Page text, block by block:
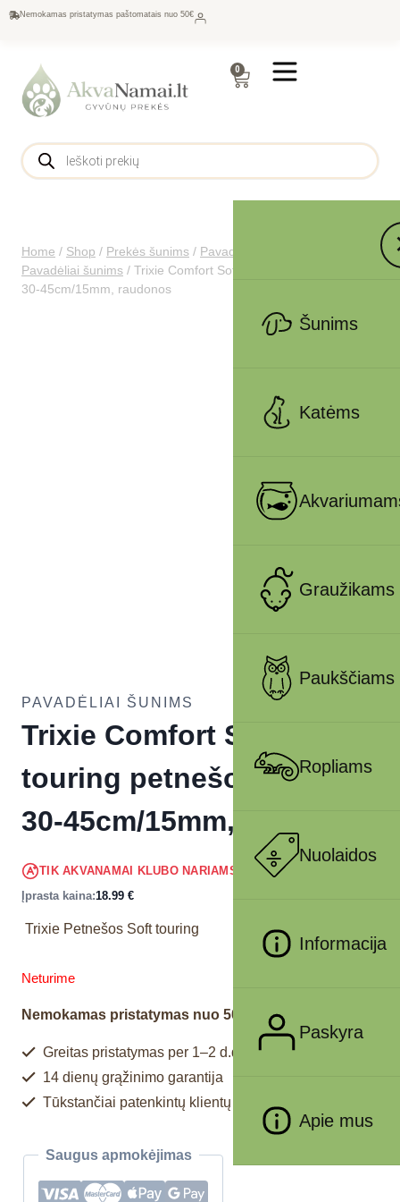
Nemokamas pristatymas paštomatais nuo 50€
0
Šunims
Katėms
Graužikams
Paukščiams
Ropliams
Nuolaidos
Informacija
Paskyra
Apie mus
Home / Shop / Prekės šunims / Pavadėliai, antkakliai šunims
Pavadėliai šunims / Trixie Comfort Soft touring petnešos, XS-S
30-45cm/15mm, raudonos
PAVADĖLIAI ŠUNIMS
Trixie Comfort Soft
touring petnešos, XS-S
30-45cm/15mm, raudonos
TIK AKVANAMAI KLUBO NARIAMS 18.04
Įprasta kaina:18.99 €
Trixie Petnešos Soft touring
Neturime
Nemokamas pristatymas nuo 50€
Greitas pristatymas per 1–2 d.d.
14 dienų grąžinimo garantija
Tūkstančiai patenkintų klientų
Saugus apmokėjimas